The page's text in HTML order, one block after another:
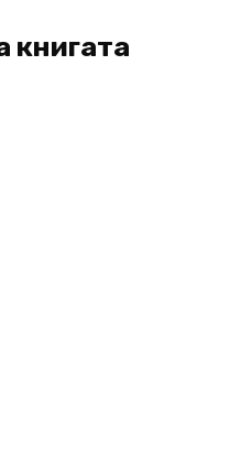
книгата